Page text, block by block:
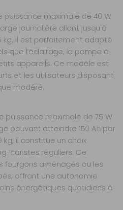
DANS 1 MAGASIN(S)
AU PANIER
puissance maximale de 40 W
journalière allant jusqu'à
kg, il est parfaitement adapté
que l’éclairage, la pompe à
appareils. Ce modèle est
et les utilisateurs disposant
modéré.
puissance maximale de 75 W
pouvant atteindre 150 Ah par
kg, il constitue un choix
caristes réguliers. Ce
fourgons aménagés ou les
offrant une autonomie
énergétiques quotidiens à